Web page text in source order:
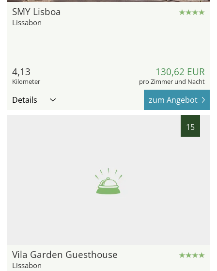
SMY Lisboa
Lissabon
4,13
Kilometer
130,62 EUR
pro Zimmer und Nacht
Details zum Angebot
15
Vila Garden Guesthouse
Lissabon